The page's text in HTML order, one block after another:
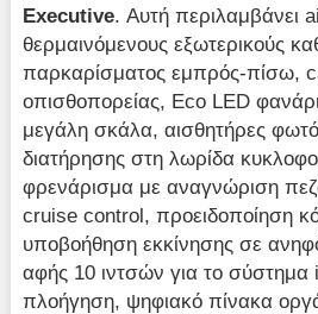
Executive. Αυτή περιλαμβάνει
θερμαινόμενους εξωτερικούς
παρκαρίσματος εμπρός-πίσω,
οπισθοπορείας, Eco LED
μεγάλη σκάλα, αισθητήρες
διατήρησης στη λωρίδα
φρενάρισμα με αναγνώριση
cruise control, προειδοποίηση
υποβοήθηση εκκίνησης σε
αφής 10 ιντσών για το σύστημα
πλοήγηση, ψηφιακό πίνακα